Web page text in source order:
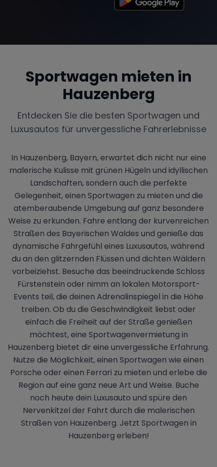
Sportwagen mieten in
Hauzenberg
Entdecken Sie die besten Sportwagen und
Luxusautos für unvergessliche Fahrerlebnisse
In Hauzenberg, Bayern, erwartet dich nicht nur eine
malerische Kulisse mit grünen Hügeln und idyllischen
Landschaften, sondern auch die perfekte
Gelegenheit, einen Sportwagen zu mieten und die
atemberaubende Umgebung auf ganz besondere
Weise zu erkunden. Fahre entlang der kurvenreichen
Straßen des Bayerischen Waldes und genieße das
dynamische Fahrgefühl eines Luxusautos, während
du an den glitzernden Flüssen und dichten Wäldern
vorbeiziehst. Besuche das beeindruckende Schloss
Fürstenstein oder nimm an lokalen Motorsport-
Events teil, die deinen Adrenalinspiegel in die Höhe
treiben. Ob du die Geschwindigkeit liebst oder
einfach die Freiheit auf der Straße genießen
möchtest, eine Sportwagenvermietung in
Hauzenberg bietet dir eine unvergessliche Erfahrung.
Nutze die Möglichkeit, einen Sportwagen wie einen
Porsche oder einen Ferrari zu mieten und erlebe die
Region auf eine ganz neue Art und Weise. Buche
noch heute dein Luxusauto und spüre den
Nervenkitzel der Fahrt durch die malerischen
Straßen von Hauzenberg. Jetzt Sportwagen in
Hauzenberg erleben!